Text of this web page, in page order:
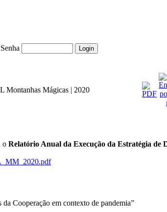
Senha
Montanhas Mágicas | 2020
o Relatório Anual da Execução da Estratégia de
Cooperação em contexto de pandemia”